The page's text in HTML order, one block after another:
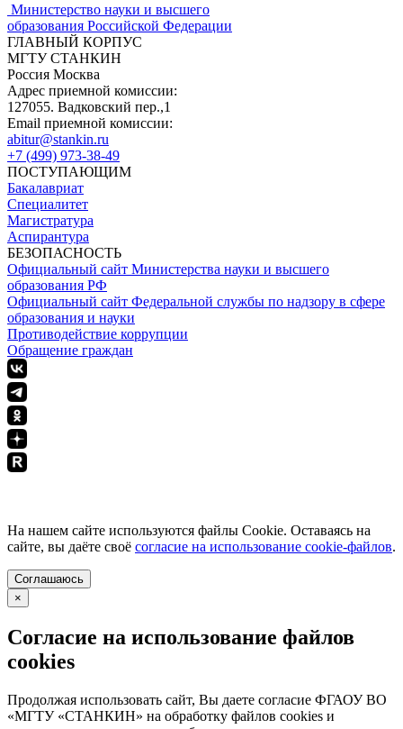
Министерство науки и высшего
образования Российской Федерации
ГЛАВНЫЙ КОРПУС
МГТУ СТАНКИН
Россия Москва
Адрес приемной комиссии:
127055. Вадковский пер.,1
Email приемной комиссии:
abitur@stankin.ru
+7 (499) 973-38-49
ПОСТУПАЮЩИМ
Бакалавриат
Специалитет
Магистратура
Аспирантура
БЕЗОПАСНОСТЬ
Официальный сайт Министерства науки и высшего
образования РФ
Официальный сайт Федеральной службы по надзору в сфере
образования и науки
Противодействие коррупции
Обращение граждан
На нашем сайте используются файлы Cookie. Оставаясь на
сайте, вы даёте своё согласие на использование cookie-файлов.
Соглашаюсь
×
Согласие на использование файлов
cookies
Продолжая использовать сайт, Вы даете согласие ФГАОУ ВО
«МГТУ «СТАНКИН» на обработку файлов cookies и